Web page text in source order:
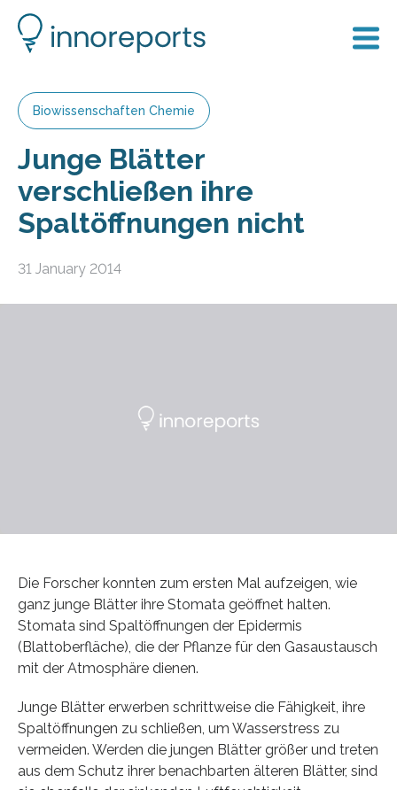
Biowissenschaften Chemie
Junge Blätter
verschließen ihre
Spaltöffnungen nicht
31 January 2014
Die Forscher konnten zum ersten Mal aufzeigen, wie
ganz junge Blätter ihre Stomata geöffnet halten.
Stomata sind Spaltöffnungen der Epidermis
(Blattoberfläche), die der Pflanze für den Gasaustausch
mit der Atmosphäre dienen.
Junge Blätter erwerben schrittweise die Fähigkeit, ihre
Spaltöffnungen zu schließen, um Wasserstress zu
vermeiden. Werden die jungen Blätter größer und treten
aus dem Schutz ihrer benachbarten älteren Blätter, sind